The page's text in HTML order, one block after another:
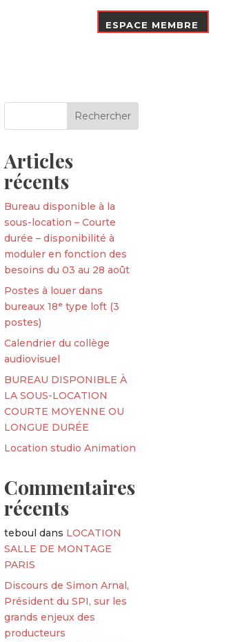
ESPACE MEMBRE
Articles
récents
Bureau disponible à la
sous-location – Courte
durée – disponibilité à
moduler en fonction des
besoins du 03 au 28 août
Postes à louer dans
bureaux 18ᵉ type loft (3
postes)
Calendrier du collège
audiovisuel
BUREAU DISPONIBLE À
LA SOUS-LOCATION
COURTE MOYENNE OU
LONGUE DURÉE
Location studio Animation
Commentaires
récents
teboul dans LOCATION
SALLE DE MONTAGE
PARIS
Discours de Simon Arnal,
Président du SPI, sur les
grands enjeux des
producteurs